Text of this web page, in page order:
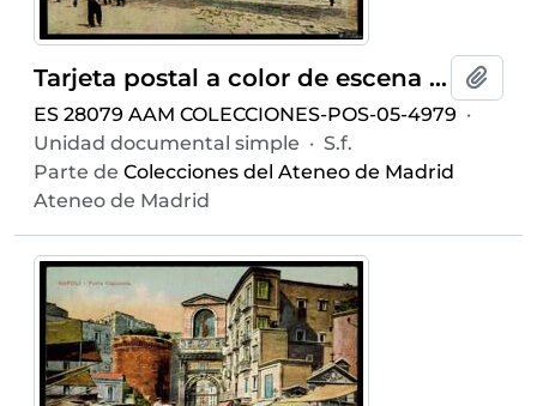
Tarjeta postal a color de escena costumbrista urbana en la Piazza San Ferdinando en Nápoles editada por Ditta R. Zedda di Vincenzo Carcavallo & C. en la misma ciudad
ES 28079 AAM COLECCIONES-POS-05-4979 ·
Unidad documental simple · S.f.
Parte de Colecciones del Ateneo de Madrid
Ateneo de Madrid